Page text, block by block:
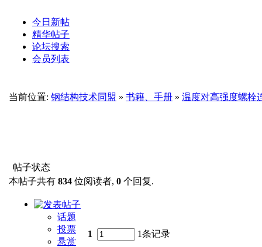
今日新帖
精华帖子
论坛搜索
会员列表
当前位置: 钢结构技术同盟 » 书籍、手册 » 温度对高强度螺栓
帖子状态
本帖子共有 834 位阅读者, 0 个回复.
话题
投票
悬赏
1 1条记录